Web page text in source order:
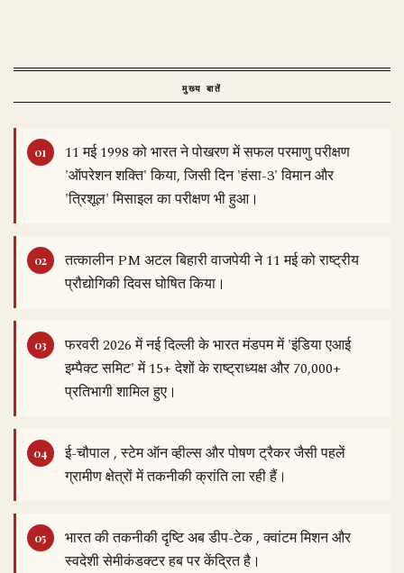
मुख्य बातें
11 मई 1998 को भारत ने पोखरण में सफल परमाणु परीक्षण
'ऑपरेशन शक्ति' किया, जिसी दिन 'हंसा-3' विमान और
'त्रिशूल' मिसाइल का परीक्षण भी हुआ।
तत्कालीन PM अटल बिहारी वाजपेयी ने 11 मई को राष्ट्रीय
प्रौद्योगिकी दिवस घोषित किया।
फरवरी 2026 में नई दिल्ली के भारत मंडपम में 'इंडिया एआई
इम्पैक्ट समिट' में 15+ देशों के राष्ट्राध्यक्ष और 70,000+
प्रतिभागी शामिल हुए।
ई-चौपाल , स्टेम ऑन व्हील्स और पोषण ट्रैकर जैसी पहलें
ग्रामीण क्षेत्रों में तकनीकी क्रांति ला रही हैं।
भारत की तकनीकी दृष्टि अब डीप-टेक , क्वांटम मिशन और
स्वदेशी सेमीकंडक्टर हब पर केंद्रित है।